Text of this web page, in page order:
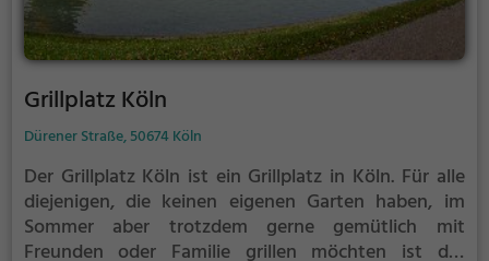
Grillplatz Köln
Dürener Straße, 50674 Köln
Der Grillplatz Köln ist ein Grillplatz in Köln. Für alle
diejenigen, die keinen eigenen Garten haben, im
Sommer aber trotzdem gerne gemütlich mit
Freunden oder Familie grillen möchten ist der